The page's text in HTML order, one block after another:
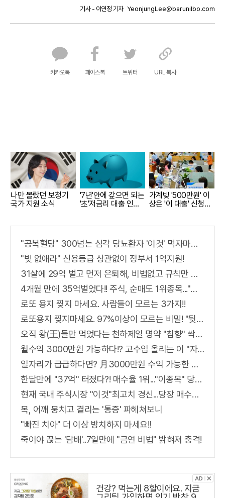
기사 - 이연정 기자 YeonjungLee@barunilbo.com
카카오톡 페이스북 트위터 URL 복사
나만 몰랐던 보청기
국가 지원 소식
'7년'안에 갚으면 되는
'초'저금리 대출 인
가계빚 '500만원' 이
상은 '이 대출' 신청해
"공복혈당" 300넘는 심각 당뇨환자 '이것' 먹자마자..바로
"빚 없애라" 신용등급 상관없이 정부서 1억지원!
31살에 29억 벌고 먼저 은퇴해, 비법없고 규칙만 지켰다!
4개월 만에 35억벌었다!! 주식, 순매도 1위종목..."충격"
로또 용지 찢지 마세요. 사람들이 모르는 3가지!!
로또용지 찢지마세요. 97%이상이 모르는 비밀! "뒷면 비추면 번호 보인다!?"
오직 왕(王)들만 먹었다는 천하제일 명약 "침향" 싹쓰리 완판!! 왜 난리났나 봤더니..경악!
월수익 3000만원 가능하다!? 고수입 올리는 이 "자격증"에 몰리는 이유 알고보니…
일자리가 급급하다면? 月3000만원 수익 가능한 이 "자격증" 주목받고 있어..
한달만에 "37억" 터졌다?! 매수율 1위..."이종목" 당장사라!
현재 국내 주식시장 "이것"최고치 경신...당장 매수해라!!
목, 어깨 뭉치고 결리는 '통증' 파헤쳐보니
"빠진 치아" 더 이상 방치하지 마세요!!
죽어야 끊는 '담배'..7일만에 "금연 비법" 밝혀져 충격!
건강? 먹는게 8할이에요. 지금